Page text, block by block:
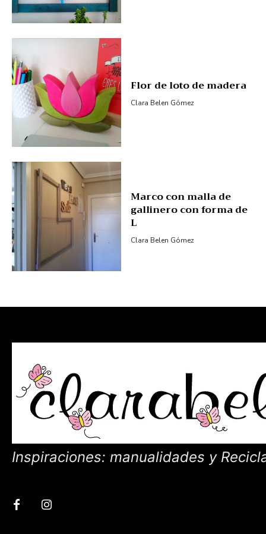
Flor de loto de madera
Clara Belen Gómez
Marco con malla de
gallinero con forma de
L
Clara Belen Gómez
Inspiraciones: manualidades y